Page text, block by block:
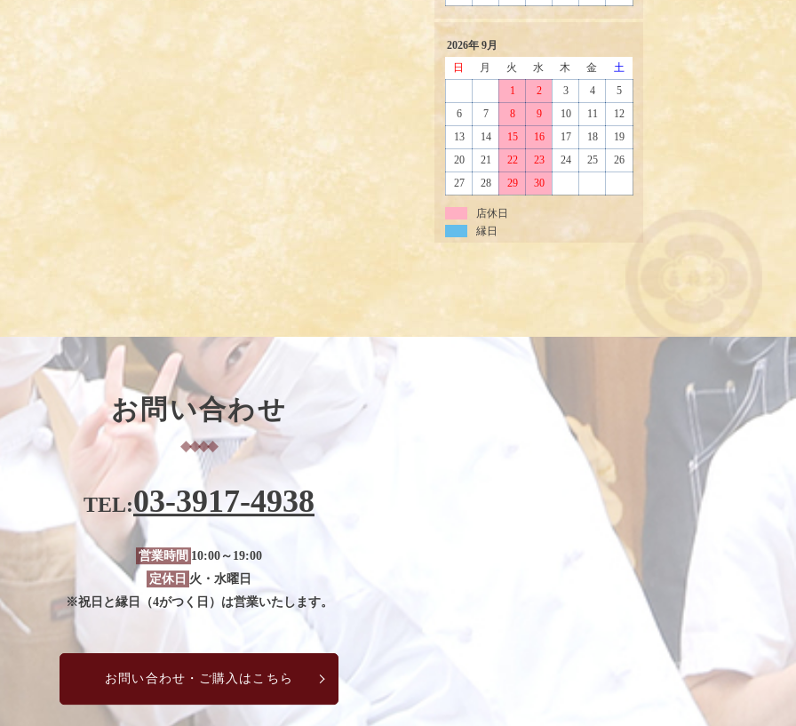
2026年 9月
日
月 火 水 木 金
土
1
2 3 4
5
6
7 8 9 10 11
12
13
14 15 16 17 18
19
20
21 22 23 24 25
26
27
28 29 30
店休日
縁日
お問い合わせ
TEL:03-3917-4938
営業時間 10:00～19:00
定休日 火・水曜日
※祝日と縁日（4がつく日）は営業いたします。
お問い合わせ・ご購入はこちら